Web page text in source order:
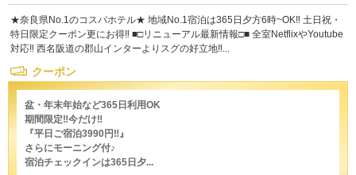
★奈良県No.1のコスパホテル★ 地域No.1宿泊は365日夕方6時~OK‼ 土日祝・
特日限定クーポン更にお得‼ ■□リニューアル最新情報□■ 全室NetflixやYoutube
対応‼ 西名阪道の郡山インターよりスグの好立地‼...
クーポン
盆・年末年始など365日利用OK
期間限定‼今だけ‼
『平日ご宿泊3990円‼』
さらにモーニング付♪
宿泊チェックインは365日夕...